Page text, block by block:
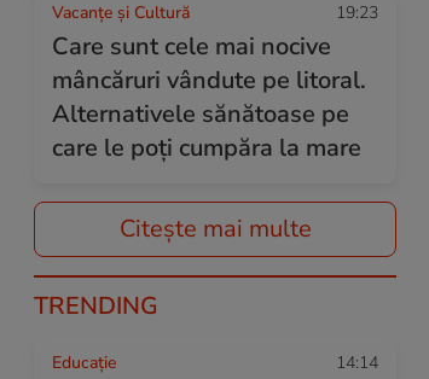
Vacanțe și Cultură 19:23
Care sunt cele mai nocive
mâncăruri vândute pe litoral.
Alternativele sănătoase pe
care le poți cumpăra la mare
Citește mai multe
TRENDING
Educație 14:14